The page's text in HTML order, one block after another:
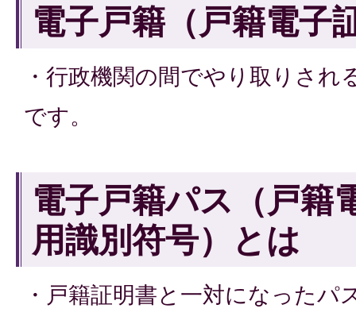
電子戸籍（戸籍電子
・行政機関の間でやり取りされ
です。
電子戸籍パス（戸籍
用識別符号）とは
・戸籍証明書と一対になったパ